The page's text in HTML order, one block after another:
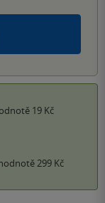
19 Kč
299 Kč